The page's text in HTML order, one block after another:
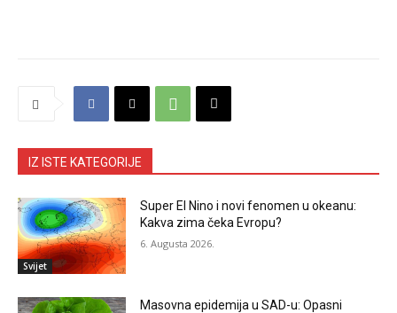
IZ ISTE KATEGORIJE
Svijet
Super El Nino i novi fenomen u okeanu:
Kakva zima čeka Evropu?
6. Augusta 2026.
Masovna epidemija u SAD-u: Opasni